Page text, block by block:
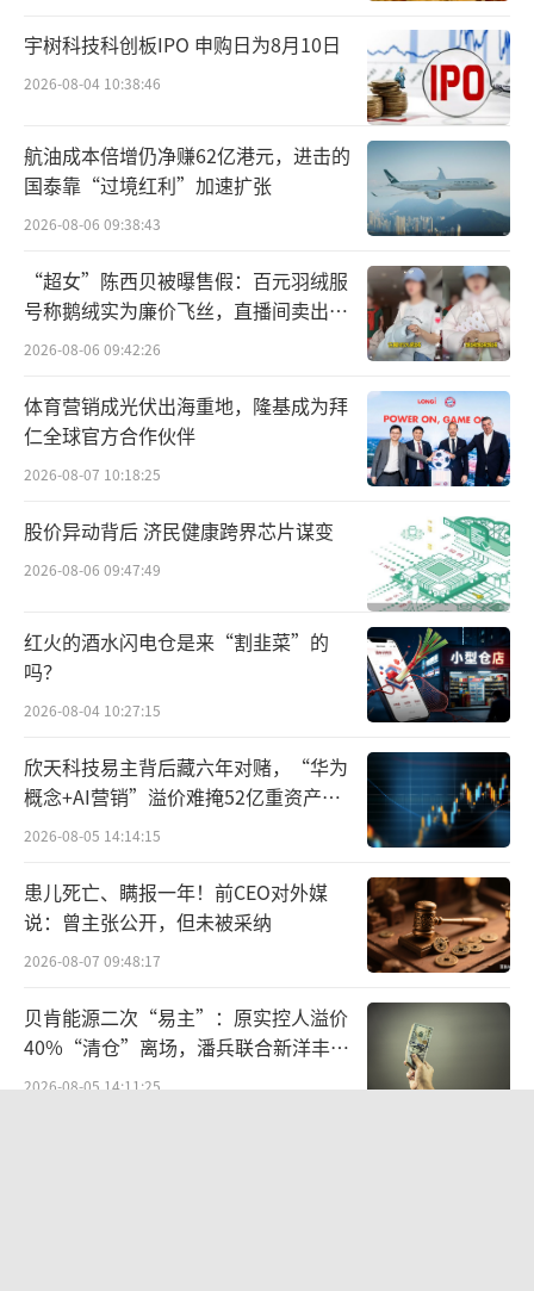
虽然，在这条朋友圈最后，他强调“不是
喝多了，是非常理性的推断”。但这一看似不
切实际的言论，经媒体传播和各社交媒体发酵
后，掀起了轩然大波。甚至有人将他与远在美
国，仍在为梦想窒息的贾跃亭相提并论。要知
道，2024年全球GDP的总量，才刚刚超过百万
这一话题的热度正盛，俞浩又给自己添了
1月14日，携程因涉嫌垄断被市场监管总局
立案调查。俞浩在自己的微信朋友圈第一时间
发声：对标携程的产品，我们今天就推出。让
携程不再垄断。
如果说，百万亿美金的追觅生态，还可以
宇树科技科创板IPO 申购日为8月10日
2026-08-04 10:38:46
航油成本倍增仍净赚62亿港元，进击的
国泰靠“过境红利”加速扩张
2026-08-06 09:38:43
“超女”陈西贝被曝售假：百元羽绒服
号称鹅绒实为廉价飞丝，直播间卖出超
百万元
2026-08-06 09:42:26
体育营销成光伏出海重地，隆基成为拜
仁全球官方合作伙伴
2026-08-07 10:18:25
股价异动背后 济民健康跨界芯片谋变
2026-08-06 09:47:49
红火的酒水闪电仓是来“割韭菜”的
吗？
2026-08-04 10:27:15
欣天科技易主背后藏六年对赌，“华为
概念+AI营销”溢价难掩52亿重资产考
验
2026-08-05 14:14:15
患儿死亡、瞒报一年！前CEO对外媒
说：曾主张公开，但未被采纳
2026-08-07 09:48:17
贝肯能源二次“易主”：原实控人溢价
40%“清仓”离场，潘兵联合新洋丰、
宏科百世拟入主
2026-08-05 14:11:25